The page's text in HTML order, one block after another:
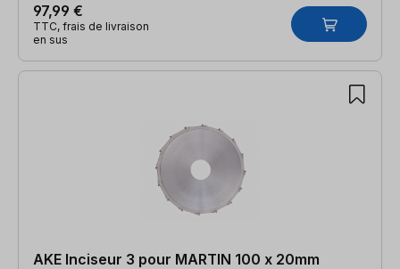
97,99 €
TTC, frais de livraison
en sus
AKE Inciseur 3 pour MARTIN 100 x 20mm